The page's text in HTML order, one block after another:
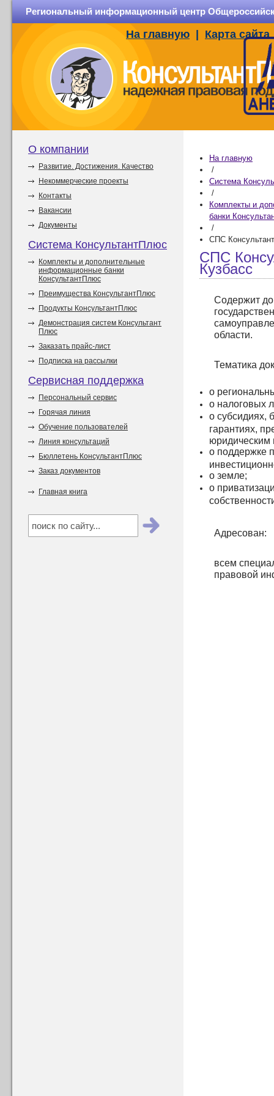
Региональный информационный центр
На главную Карта сайта
О компании
Развитие. Достижения. Качество
Некоммерческие проекты
Контакты
Вакансии
Документы
Система КонсультантПлюс
Комплекты и дополнительные
информационные банки
КонсультантПлюс
Преимущества КонсультантПлюс
Продукты КонсультантПлюс
Демонстрация систем Консультант
Плюс
Заказать прайс-лист
Подписка на рассылки
Сервисная поддержка
Персональный сервис
Горячая линия
Обучение пользователей
Линия консультаций
Бюллетень КонсультантПлюс
Заказ документов
Главная книга
На главную
/
Система
/
Комплекты и
банки
/
СПС
СПС
Кузбасс
Содержит
области.
Тематика
о
о налоговых
о субсидиях,
гарантиях,
юридическим
о поддержке
о земле;
о
Адресован:
всем
правовой